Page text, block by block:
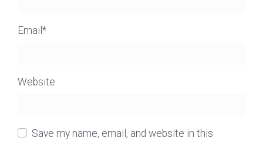
Email *
Website
Save my name, email, and website in this